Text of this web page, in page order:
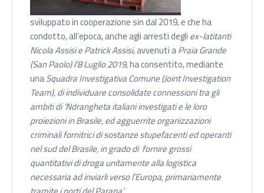
sviluppato in cooperazione sin dal 2019, e che ha
condotto, all’epoca, anche agli arresti degli ex-latitanti
Nicola Assisi e Patrick Assisi, avvenuti aPraia Grande
(San Paolo) l’8 Luglio 2019, ha consentito, mediante
unaSquadra Investigativa Comune (Joint Investigation
Team),di individuare consolidate connessioni tra gli
ambiti di ‘Ndrangheta italiani investigati e le loro
proiezioni in Brasile, ed agguerrite organizzazioni
criminali fornitrici di sostanze stupefacenti ed operanti
nel sud del Brasile, in grado di fornire grossi
quantitativi di droga unitamente alla logistica
necessaria ad inviarli verso l’Europa, primariamente